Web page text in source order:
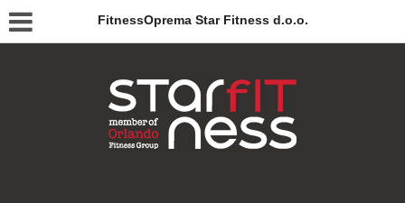
FitnessOprema Star Fitness d.o.o.